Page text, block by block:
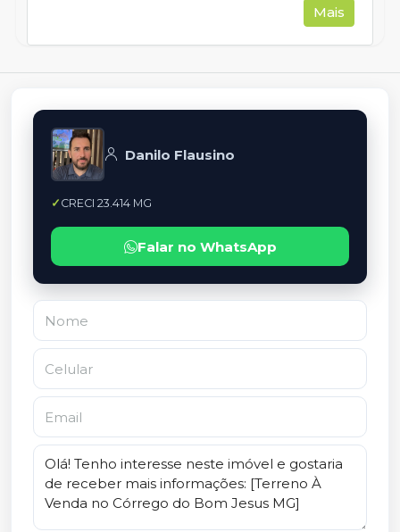
Mais
Danilo Flausino
CRECI 23.414 MG
Falar no WhatsApp